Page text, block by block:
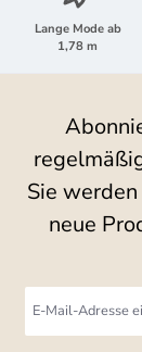
Lange Mode ab
1,78 m
Sie
neue
Mail-